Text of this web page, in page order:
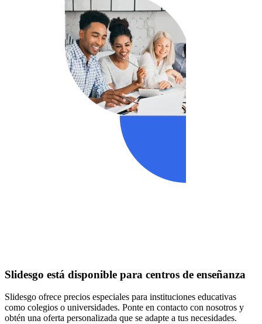
Slidesgo está disponible para centros de enseñanza
Slidesgo ofrece precios especiales para instituciones educativas
como colegios o universidades. Ponte en contacto con nosotros y
obtén una oferta personalizada que se adapte a tus necesidades.